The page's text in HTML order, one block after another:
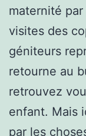
maternité
visites des
géniteurs
retourne au
retrouvez
enfant. Mais
par les